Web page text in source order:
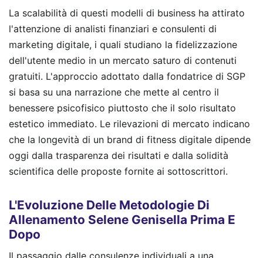
La scalabilità di questi modelli di business ha attirato
l'attenzione di analisti finanziari e consulenti di
marketing digitale, i quali studiano la fidelizzazione
dell'utente medio in un mercato saturo di contenuti
gratuiti. L'approccio adottato dalla fondatrice di SGP
si basa su una narrazione che mette al centro il
benessere psicofisico piuttosto che il solo risultato
estetico immediato. Le rilevazioni di mercato indicano
che la longevità di un brand di fitness digitale dipende
oggi dalla trasparenza dei risultati e dalla solidità
scientifica delle proposte fornite ai sottoscrittori.
L'Evoluzione Delle Metodologie Di
Allenamento Selene Genisella Prima E
Dopo
Il passaggio dalle consulenze individuali a una